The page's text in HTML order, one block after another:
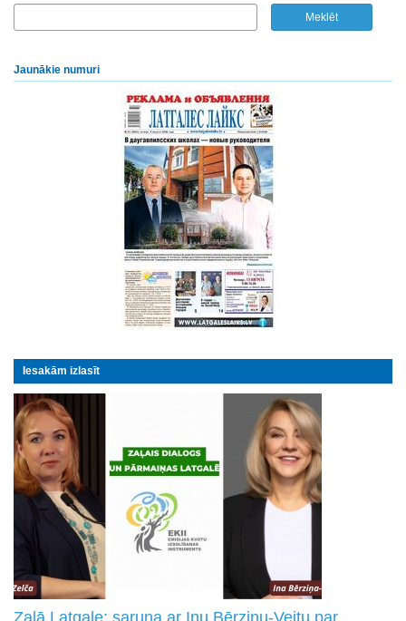
Jaunākie numuri
Iesakām izlasīt
Zaļā Latgale: saruna ar Inu Bērziņu-Veitu par